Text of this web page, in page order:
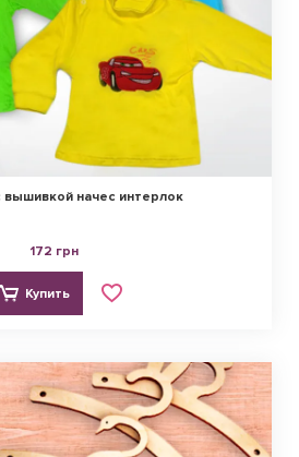
начес интерлок
172 грн
Купить